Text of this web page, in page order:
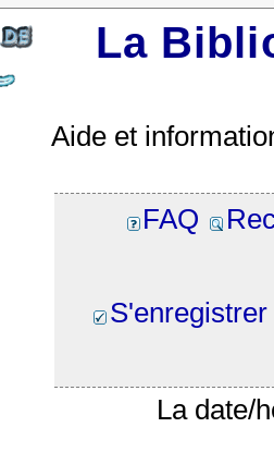
La
Aide et
FAQ
S'enregistrer
La date/